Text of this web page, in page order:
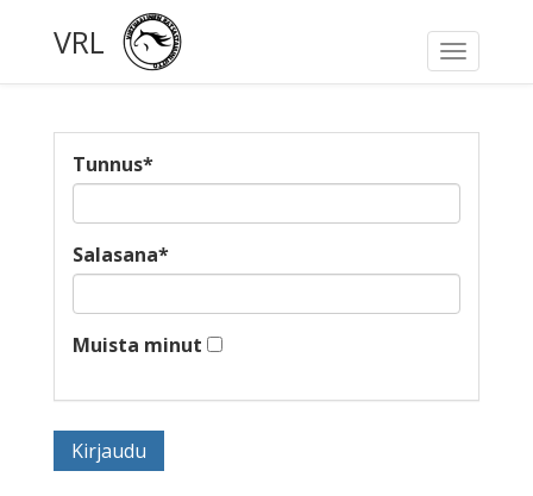
Toggle
VRL
Tunnus*
Salasana*
Muista minut